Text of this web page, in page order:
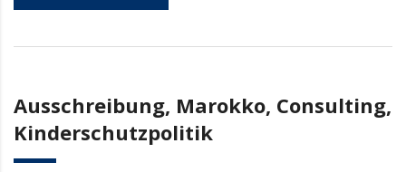
Ausschreibung, Marokko, Consulting,
Kinderschutzpolitik